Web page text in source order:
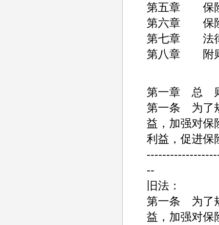
第五章 保险
第六章 保
第七章 法
第八章 附
第一章 总
第一条 为了
益，加强对保
利益，促进保
--
旧法：
第一条 为了
益，加强对保